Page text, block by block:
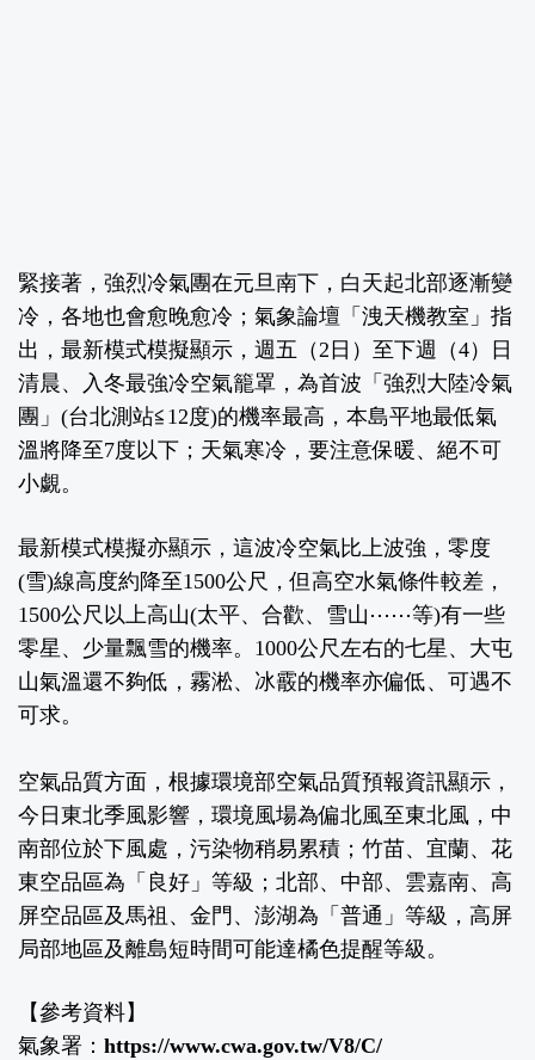
緊接著，強烈冷氣團在元旦南下，白天起北部逐漸變
冷，各地也會愈晚愈冷；氣象論壇「 洩天機教室 」指
出，最新模式模擬顯示，週五（2日）至下週（4）日
清晨、入冬最強冷空氣籠罩，為首波「強烈大陸冷氣
團」(台北測站≦12度)的機率最高，本島平地最低氣
溫將降至7度以下；天氣寒冷，要注意保暖、絕不可
小覷。
最新模式模擬亦顯示，這波冷空氣比上波強，零度
(雪)線高度約降至1500公尺，但高空水氣條件較差，
1500公尺以上高山(太平、合歡、雪山⋯⋯等)有一些
零星、少量飄雪的機率。1000公尺左右的七星、大屯
山氣溫還不夠低，霧淞、冰霰的機率亦偏低、可遇不
可求。
空氣品質方面，根據環境部空氣品質預報資訊顯示，
今日東北季風影響，環境風場為偏北風至東北風，中
南部位於下風處，污染物稍易累積；竹苗、宜蘭、花
東空品區為「良好」等級；北部、中部、雲嘉南、高
屏空品區及馬祖、金門、澎湖為「普通」等級，高屏
局部地區及離島短時間可能達橘色提醒等級。
【參考資料】
氣象署： https://www.cwa.gov.tw/V8/C/